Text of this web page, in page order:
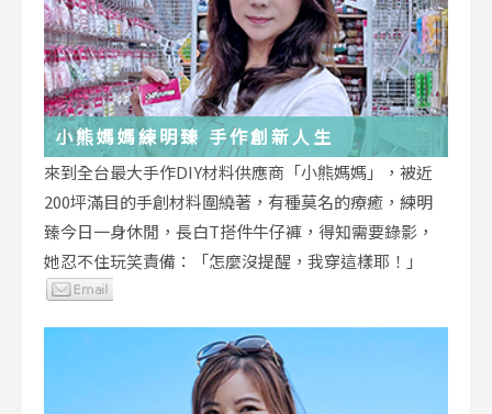
小熊媽媽練明臻 手作創新人生
來到全台最大手作DIY材料供應商「小熊媽媽」，被近
200坪滿目的手創材料圍繞著，有種莫名的療癒，練明
臻今日一身休閒，長白T搭件牛仔褲，得知需要錄影，
她忍不住玩笑責備：「怎麼沒提醒，我穿這樣耶！」